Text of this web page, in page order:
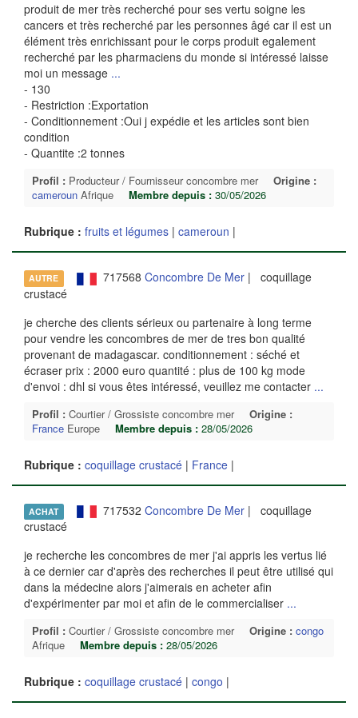
produit de mer très recherché pour ses vertu soigne les
cancers et très recherché par les personnes âgé car il est un
élément très enrichissant pour le corps produit egalement
recherché par les pharmaciens du monde si intéressé laisse
moi un message ...
- 130
- Restriction :Exportation
- Conditionnement :Oui j expédie et les articles sont bien
condition
- Quantite :2 tonnes
Profil : Producteur / Fournisseur concombre mer
Origine :
cameroun Afrique Membre depuis : 30/05/2026
Rubrique : fruits et légumes | cameroun |
AUTRE 717568 Concombre De Mer| coquillage
crustacé
je cherche des clients sérieux ou partenaire à long terme
pour vendre les concombres de mer de tres bon qualité
provenant de madagascar. conditionnement : séché et
écraser prix : 2000 euro quantité : plus de 100 kg mode
d'envoi : dhl si vous êtes intéressé, veuillez me contacter ...
Profil : Courtier / Grossiste concombre mer
Origine :
France Europe Membre depuis : 28/05/2026
Rubrique : coquillage crustacé | France |
ACHAT 717532 Concombre De Mer| coquillage
crustacé
je recherche les concombres de mer j'ai appris les vertus lié
à ce dernier car d'après des recherches il peut être utilisé qui
dans la médecine alors j'aimerais en acheter afin
d'expérimenter par moi et afin de le commercialiser ...
Profil : Courtier / Grossiste concombre mer Origine : congo
Afrique
Membre depuis : 28/05/2026
Rubrique : coquillage crustacé | congo |